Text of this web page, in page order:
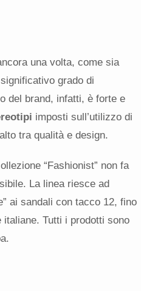
una volta, come sia
grado di
del brand, infatti, è forte e
imposti sull’utilizzo di
tra qualità e design.
“Fashionist” non fa
La linea riesce ad
ai sandali con tacco 12, fino
Tutti i prodotti sono